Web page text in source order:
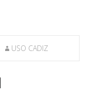
USO CADIZ